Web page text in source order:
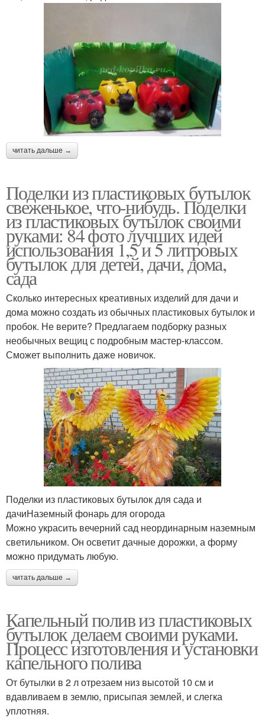
читать дальше →
Поделки из пластиковых бутылок
свеженькое, что-нибудь. Поделки
из пластиковых бутылок своими
руками: 84 фото лучших идей
использования 1,5 и 5 литровых
бутылок для детей, дачи, дома,
сада
Сколько интересных креативных изделий для дачи и
дома можно создать из обычных пластиковых бутылок и
пробок. Не верите? Предлагаем подборку разных
необычных вещиц с подробным мастер-классом.
Сможет выполнить даже новичок.
Поделки из пластиковых бутылок для сада и
дачиНаземный фонарь для огорода
Можно украсить вечерний сад неординарным наземным
светильником. Он осветит дачные дорожки, а форму
можно придумать любую.
читать дальше →
Капельный полив из пластиковых
бутылок делаем своими руками.
Процесс изготовления и установки
капельного полива
От бутылки в 2 л отрезаем низ высотой 10 см и
вдавливаем в землю, присыпая землей, и слегка
уплотняя.